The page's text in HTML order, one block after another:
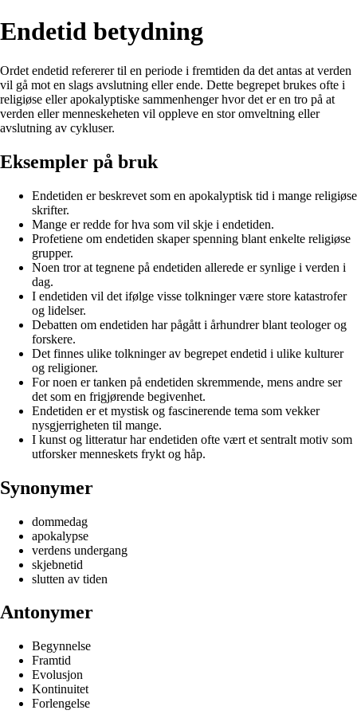
Endetid betydning
Ordet endetid refererer til en periode i fremtiden da det antas at verden
vil gå mot en slags avslutning eller ende. Dette begrepet brukes ofte i
religiøse eller apokalyptiske sammenhenger hvor det er en tro på at
verden eller menneskeheten vil oppleve en stor omveltning eller
avslutning av cykluser.
Eksempler på bruk
Endetiden er beskrevet som en apokalyptisk tid i mange religiøse
skrifter.
Mange er redde for hva som vil skje i endetiden.
Profetiene om endetiden skaper spenning blant enkelte religiøse
grupper.
Noen tror at tegnene på endetiden allerede er synlige i verden i
dag.
I endetiden vil det ifølge visse tolkninger være store katastrofer
og lidelser.
Debatten om endetiden har pågått i århundrer blant teologer og
forskere.
Det finnes ulike tolkninger av begrepet endetid i ulike kulturer
og religioner.
For noen er tanken på endetiden skremmende, mens andre ser
det som en frigjørende begivenhet.
Endetiden er et mystisk og fascinerende tema som vekker
nysgjerrigheten til mange.
I kunst og litteratur har endetiden ofte vært et sentralt motiv som
utforsker menneskets frykt og håp.
Synonymer
dommedag
apokalypse
verdens undergang
skjebnetid
slutten av tiden
Antonymer
Begynnelse
Framtid
Evolusjon
Kontinuitet
Forlengelse